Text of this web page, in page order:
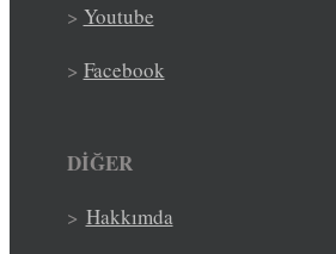
> Youtube
> Facebook
DİĞER
> Hakkımda